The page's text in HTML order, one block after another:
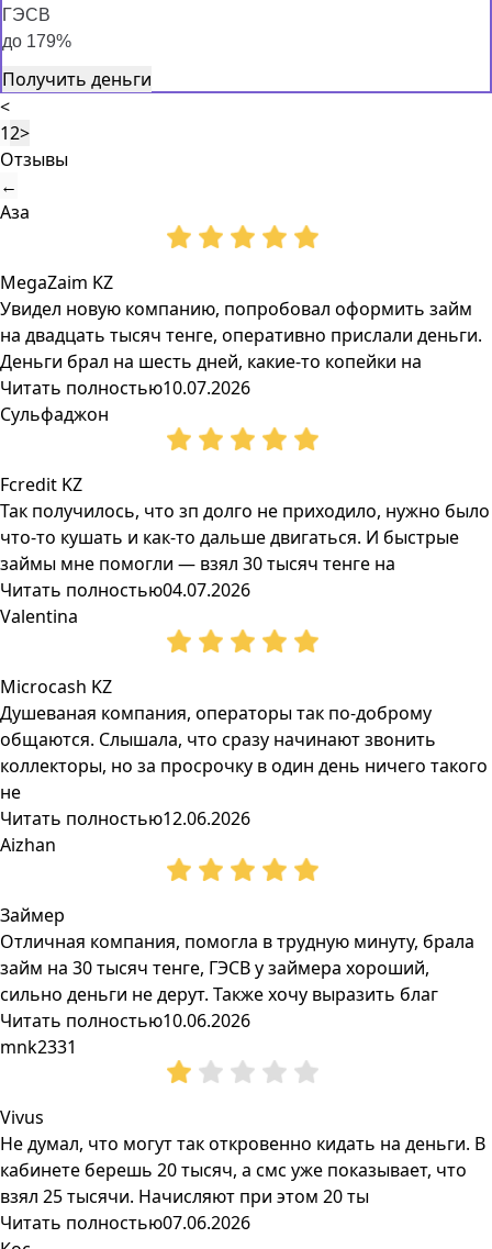
ГЭСВ
до 179%
Получить деньги
<
12>
Отзывы
←
Аза
MegaZaim KZ
Увидел новую компанию, попробовал оформить займ
на двадцать тысяч тенге, оперативно прислали деньги.
Деньги брал на шесть дней, какие-то копейки на
Читать полностью10.07.2026
Сульфаджон
Fcredit KZ
Так получилось, что зп долго не приходило, нужно было
что-то кушать и как-то дальше двигаться. И быстрые
займы мне помогли — взял 30 тысяч тенге на
Читать полностью04.07.2026
Valentina
Microcash KZ
Душеваная компания, операторы так по-доброму
общаются. Слышала, что сразу начинают звонить
коллекторы, но за просрочку в один день ничего такого
не
Читать полностью12.06.2026
Aizhan
Займер
Отличная компания, помогла в трудную минуту, брала
займ на 30 тысяч тенге, ГЭСВ у займера хороший,
сильно деньги не дерут. Также хочу выразить благ
Читать полностью10.06.2026
mnk2331
Vivus
Не думал, что могут так откровенно кидать на деньги. В
кабинете берешь 20 тысяч, а смс уже показывает, что
взял 25 тысячи. Начисляют при этом 20 ты
Читать полностью07.06.2026